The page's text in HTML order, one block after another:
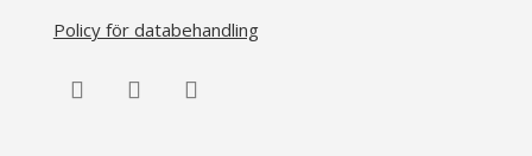
Policy för databehandling